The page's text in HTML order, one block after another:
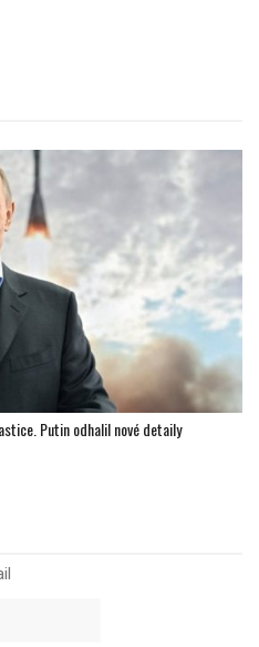
Putin odhalil nové detaily